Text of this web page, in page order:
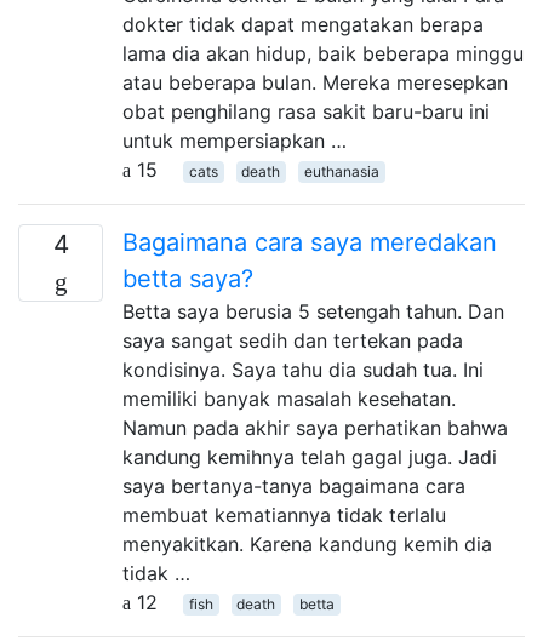
dokter tidak dapat mengatakan berapa
lama dia akan hidup, baik beberapa minggu
atau beberapa bulan. Mereka meresepkan
obat penghilang rasa sakit baru-baru ini
untuk mempersiapkan …
15
cats death euthanasia
4
Bagaimana cara saya meredakan
betta saya?
Betta saya berusia 5 setengah tahun. Dan
saya sangat sedih dan tertekan pada
kondisinya. Saya tahu dia sudah tua. Ini
memiliki banyak masalah kesehatan.
Namun pada akhir saya perhatikan bahwa
kandung kemihnya telah gagal juga. Jadi
saya bertanya-tanya bagaimana cara
membuat kematiannya tidak terlalu
menyakitkan. Karena kandung kemih dia
tidak …
12
fish death betta